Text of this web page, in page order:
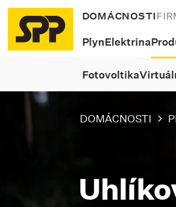
DOMÁCNOSTI
PlynElektrina
Fotovoltika
DOMÁCNOSTI